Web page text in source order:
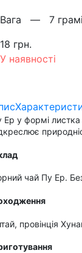
Вага — 7
18 грн.
У наявності
Ер у формі листка
чай Пу Ер.
провінція